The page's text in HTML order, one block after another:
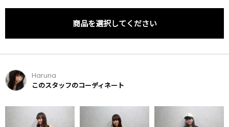
商品を選択してください
Haruna
このスタッフのコーディネート